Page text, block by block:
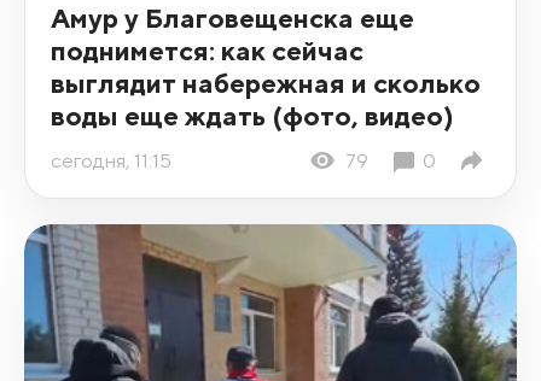
Амур у Благовещенска еще
поднимется: как сейчас
выглядит набережная и сколько
воды еще ждать (фото, видео)
сегодня, 11:15 79 0